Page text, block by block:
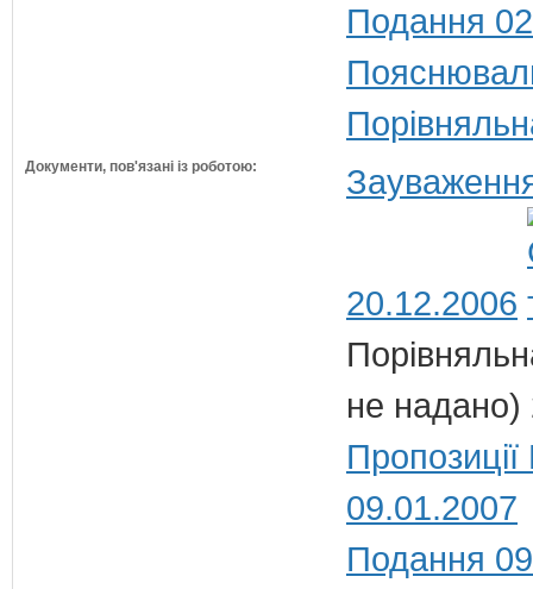
Подання
Документи, пов'язані із роботою:
20.12.2006
не надано)
09.01.2007
Подання